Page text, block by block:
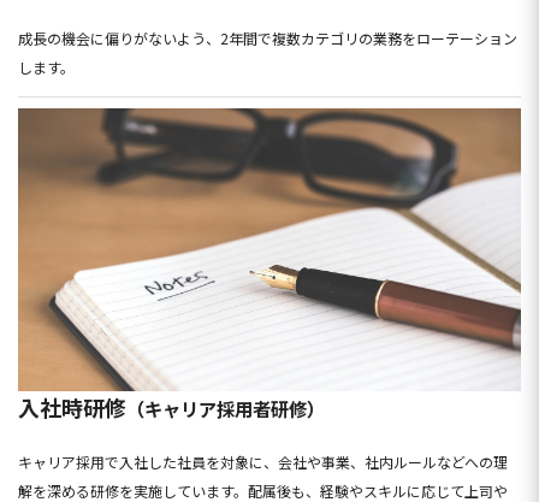
成長の機会に偏りがないよう、2年間で複数カテゴリの業務をローテーション
します。
入社時研修 （キャリア採用者研修）
キャリア採用で入社した社員を対象に、会社や事業、社内ルールなどへの理
解を深める研修を実施しています。配属後も、経験やスキルに応じて上司や